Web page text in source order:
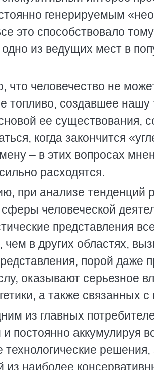
генерируемым
это способствовало
из ведущих мест в
что человечество не
топливо, создавшее
ее существования,
когда закончится
– в этих вопросах
расходятся.
при анализе тенденций
человеческой
представления
в других областях,
порой даже
оказывают серьезное
а также связанных
из главных
постоянно аккумулируя
технологические
из наиболее